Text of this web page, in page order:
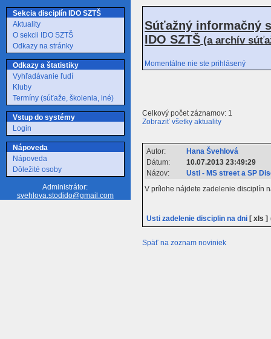
Sekcia disciplín IDO SZTŠ
Aktuality
O sekcii IDO SZTŠ
Odkazy na stránky
Odkazy a štatistiky
Vyhľadávanie ľudí
Kluby
Termíny (súťaže, školenia, iné)
Vstup do systémy
Login
Nápoveda
Nápoveda
Dôležité osoby
Administrátor:
svehlova.stodido@gmail.com
Súťažný informačný
IDO SZTŠ (a archív
Momentálne nie ste prihlásený
Celkový počet záznamov: 1
Zobraziť všetky aktuality
Autor:
Hana Švehlová
Dátum:
10.07.2013 23:49:29
Názov:
Usti - MS street a SP
V prílohe nájdete zadelenie disciplín
Usti zadelenie disciplin na dni [ xls ]
Späť na zoznam noviniek